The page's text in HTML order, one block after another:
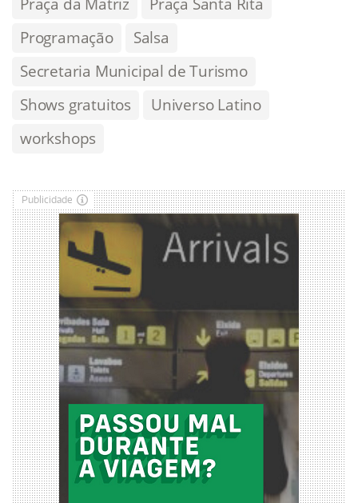
Programação
Salsa
Secretaria Municipal de Turismo
Shows gratuitos
Universo Latino
workshops
Publicidade